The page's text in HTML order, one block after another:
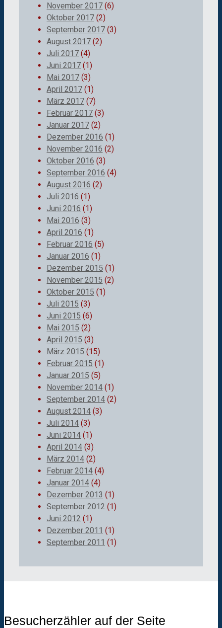
November 2017 (6)
Oktober 2017 (2)
September 2017 (3)
August 2017 (2)
Juli 2017 (4)
Juni 2017 (1)
Mai 2017 (3)
April 2017 (1)
März 2017 (7)
Februar 2017 (3)
Januar 2017 (2)
Dezember 2016 (1)
November 2016 (2)
Oktober 2016 (3)
September 2016 (4)
August 2016 (2)
Juli 2016 (1)
Juni 2016 (1)
Mai 2016 (3)
April 2016 (1)
Februar 2016 (5)
Januar 2016 (1)
Dezember 2015 (1)
November 2015 (2)
Oktober 2015 (1)
Juli 2015 (3)
Juni 2015 (6)
Mai 2015 (2)
April 2015 (3)
März 2015 (15)
Februar 2015 (1)
Januar 2015 (5)
November 2014 (1)
September 2014 (2)
August 2014 (3)
Juli 2014 (3)
Juni 2014 (1)
April 2014 (3)
März 2014 (2)
Februar 2014 (4)
Januar 2014 (4)
Dezember 2013 (1)
September 2012 (1)
Juni 2012 (1)
Dezember 2011 (1)
September 2011 (1)
Besucherzähler auf der Seite